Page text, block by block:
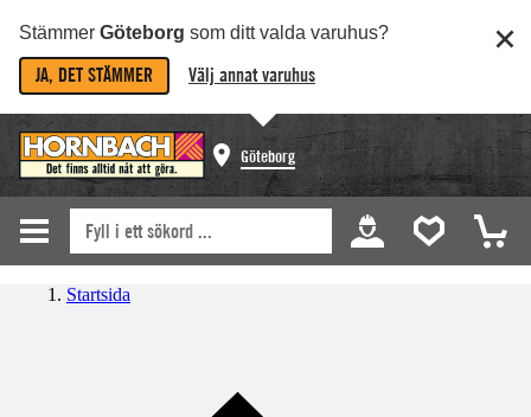
Stämmer Göteborg som ditt valda varuhus?
JA, DET STÄMMER Välj annat varuhus
Göteborg
Startsida